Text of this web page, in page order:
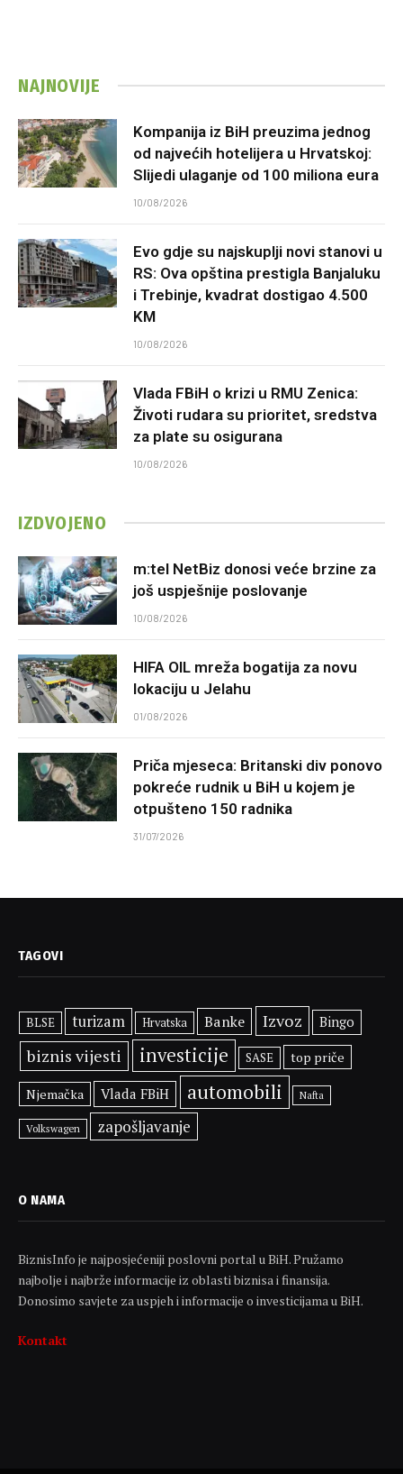
NAJNOVIJE
Kompanija iz BiH preuzima jednog
od najvećih hotelijera u Hrvatskoj:
Slijedi ulaganje od 100 miliona eura
10/08/2026
Evo gdje su najskuplji novi stanovi u
RS: Ova opština prestigla Banjaluku
i Trebinje, kvadrat dostigao 4.500
KM
10/08/2026
Vlada FBiH o krizi u RMU Zenica:
Životi rudara su prioritet, sredstva
za plate su osigurana
10/08/2026
IZDVOJENO
m:tel NetBiz donosi veće brzine za
još uspješnije poslovanje
10/08/2026
HIFA OIL mreža bogatija za novu
lokaciju u Jelahu
01/08/2026
Priča mjeseca: Britanski div ponovo
pokreće rudnik u BiH u kojem je
otpušteno 150 radnika
31/07/2026
TAGOVI
BLSE turizam Hrvatska Banke Izvoz Bingo
biznis vijesti investicije SASE top priče
Njemačka Vlada FBiH automobili Nafta
Volkswagen zapošljavanje
O NAMA
BiznisInfo je najposjećeniji poslovni portal u BiH. Pružamo
najbolje i najbrže informacije iz oblasti biznisa i finansija.
Donosimo savjete za uspjeh i informacije o investicijama u BiH.
Kontakt